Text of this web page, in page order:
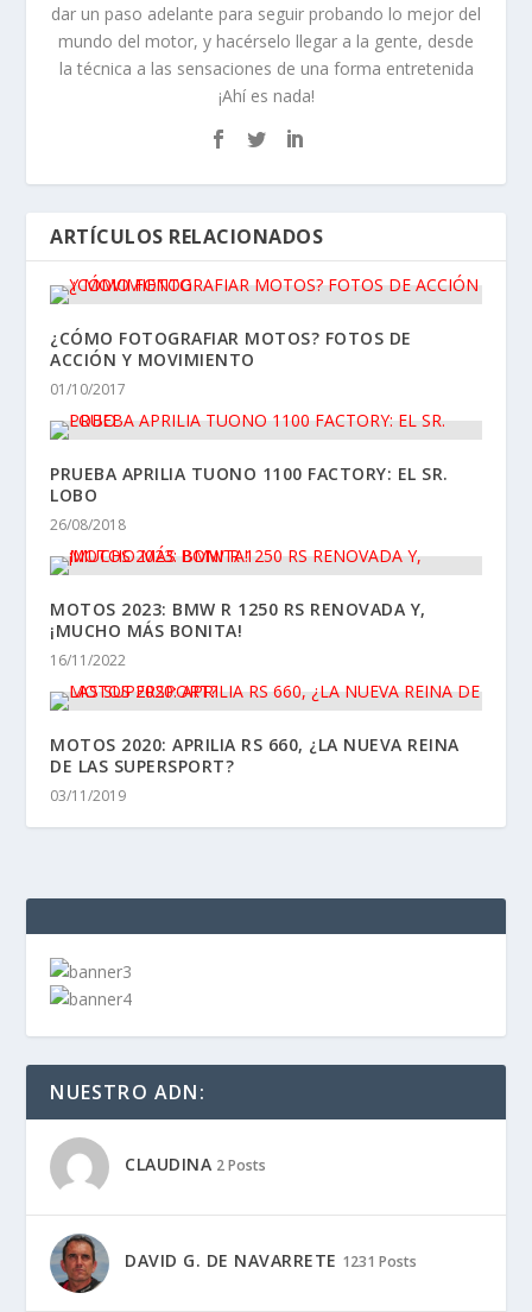
dar un paso adelante para seguir probando lo mejor del
mundo del motor, y hacérselo llegar a la gente, desde
la técnica a las sensaciones de una forma entretenida
¡Ahí es nada!
ARTÍCULOS RELACIONADOS
¿CÓMO FOTOGRAFIAR MOTOS? FOTOS DE
ACCIÓN Y MOVIMIENTO
01/10/2017
PRUEBA APRILIA TUONO 1100 FACTORY: EL SR.
LOBO
26/08/2018
MOTOS 2023: BMW R 1250 RS RENOVADA Y,
¡MUCHO MÁS BONITA!
16/11/2022
MOTOS 2020: APRILIA RS 660, ¿LA NUEVA REINA
DE LAS SUPERSPORT?
03/11/2019
NUESTRO ADN:
CLAUDINA 2 Posts
DAVID G. DE NAVARRETE 1231 Posts